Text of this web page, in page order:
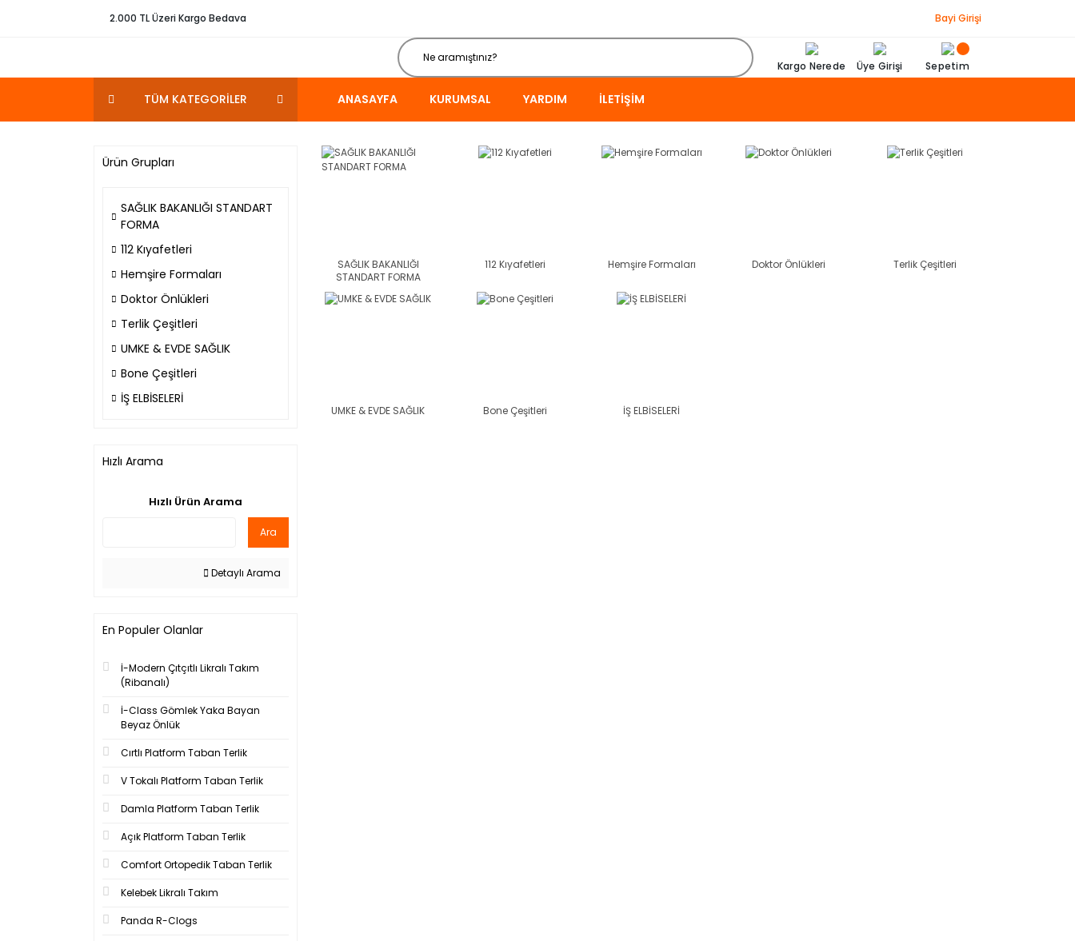
2.000 TL Üzeri Kargo Bedava Bayi Girişi
Kargo Nerede Üye Girişi Sepetim
TÜM KATEGORİLER ANASAYFA KURUMSAL YARDIM İLETIŞIM
Ürün Grupları
SAĞLIK BAKANLIĞI STANDART
FORMA
112 Kıyafetleri
Hemşire Formaları
Doktor Önlükleri
Terlik Çeşitleri
UMKE & EVDE SAĞLIK
Bone Çeşitleri
İŞ ELBİSELERİ
Hızlı Arama
Hızlı Ürün Arama
Ara
Detaylı Arama
En Populer Olanlar
İ-Modern Çıtçıtlı Likralı Takım
(Ribanalı)
İ-Class Gömlek Yaka Bayan
Beyaz Önlük
Cırtlı Platform Taban Terlik
V Tokalı Platform Taban Terlik
Damla Platform Taban Terlik
Açık Platform Taban Terlik
Comfort Ortopedik Taban Terlik
Kelebek Likralı Takım
Panda R-Clogs
SAĞLIK BAKANLIĞI
STANDART FORMA
112 Kıyafetleri Hemşire Formaları Doktor Önlükleri Terlik Çeşitleri
UMKE & EVDE SAĞLIK Bone Çeşitleri İŞ ELBİSELERİ